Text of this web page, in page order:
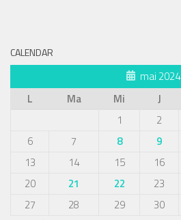
CALENDAR
mai 2024
L
Ma Mi J
1
2
6
7 8 9
13
14 15 16
20
21 22 23
27
28 29 30